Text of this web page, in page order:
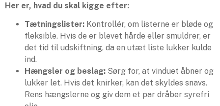
Her er, hvad du skal kigge efter:
Tætningslister: Kontrollér, om listerne er bløde og
fleksible. Hvis de er blevet hårde eller smuldrer, er
det tid til udskiftning, da en utæt liste lukker kulde
ind.
Hængsler og beslag: Sørg for, at vinduet åbner og
lukker let. Hvis det knirker, kan det skyldes snavs.
Rens hængslerne og giv dem et par dråber syrefri